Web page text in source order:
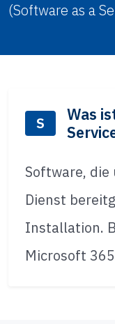
(Software as a
S
Was
Software,
Dienst
Installation.
Microsoft